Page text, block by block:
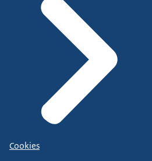
Cookies